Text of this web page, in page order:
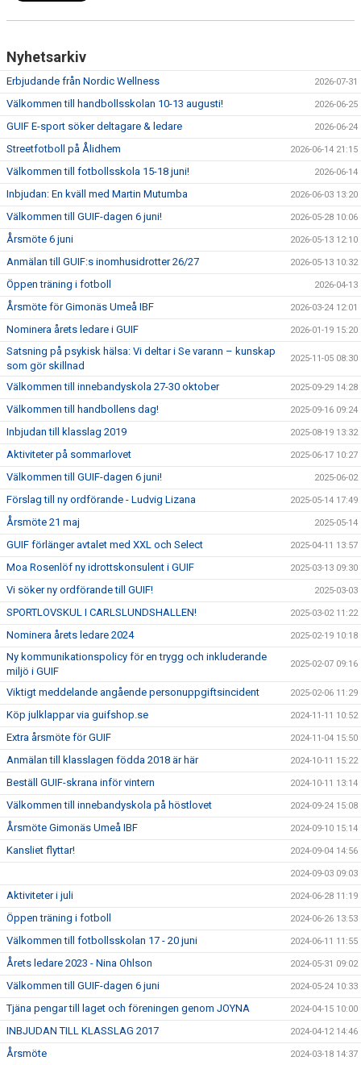
Nyhetsarkiv
Erbjudande från Nordic Wellness 2026-07-31
Välkommen till handbollsskolan 10-13 augusti! 2026-06-25
GUIF E-sport söker deltagare & ledare 2026-06-24
Streetfotboll på Ålidhem 2026-06-14 21:15
Välkommen till fotbollsskola 15-18 juni! 2026-06-14
Inbjudan: En kväll med Martin Mutumba 2026-06-03 13:20
Välkommen till GUIF-dagen 6 juni! 2026-05-28 10:06
Årsmöte 6 juni 2026-05-13 12:10
Anmälan till GUIF:s inomhusidrotter 26/27 2026-05-13 10:32
Öppen träning i fotboll 2026-04-13
Årsmöte för Gimonäs Umeå IBF 2026-03-24 12:01
Nominera årets ledare i GUIF 2026-01-19 15:20
Satsning på psykisk hälsa: Vi deltar i Se varann – kunskap
som gör skillnad
2025-11-05 08:30
Välkommen till innebandyskola 27-30 oktober 2025-09-29 14:28
Välkommen till handbollens dag! 2025-09-16 09:24
Inbjudan till klasslag 2019 2025-08-19 13:32
Aktiviteter på sommarlovet 2025-06-17 10:27
Välkommen till GUIF-dagen 6 juni! 2025-06-02
Förslag till ny ordförande - Ludvig Lizana 2025-05-14 17:49
Årsmöte 21 maj 2025-05-14
GUIF förlänger avtalet med XXL och Select 2025-04-11 13:57
Moa Rosenlöf ny idrottskonsulent i GUIF 2025-03-13 09:30
Vi söker ny ordförande till GUIF! 2025-03-03
SPORTLOVSKUL I CARLSLUNDSHALLEN! 2025-03-02 11:22
Nominera årets ledare 2024 2025-02-19 10:18
Ny kommunikationspolicy för en trygg och inkluderande
miljö i GUIF
2025-02-07 09:16
Viktigt meddelande angående personuppgiftsincident 2025-02-06 11:29
Köp julklappar via guifshop.se 2024-11-11 10:52
Extra årsmöte för GUIF 2024-11-04 15:50
Anmälan till klasslagen födda 2018 är här 2024-10-11 15:22
Beställ GUIF-skrana inför vintern 2024-10-11 13:14
Välkommen till innebandyskola på höstlovet 2024-09-24 15:08
Årsmöte Gimonäs Umeå IBF 2024-09-10 15:14
Kansliet flyttar! 2024-09-04 14:56
2024-09-03 09:03
Aktiviteter i juli 2024-06-28 11:19
Öppen träning i fotboll 2024-06-26 13:53
Välkommen till fotbollsskolan 17 - 20 juni 2024-06-11 11:55
Årets ledare 2023 - Nina Ohlson 2024-05-31 09:02
Välkommen till GUIF-dagen 6 juni 2024-05-24 10:33
Tjäna pengar till laget och föreningen genom JOYNA 2024-04-15 10:00
INBJUDAN TILL KLASSLAG 2017 2024-04-12 14:46
Årsmöte 2024-03-18 14:37